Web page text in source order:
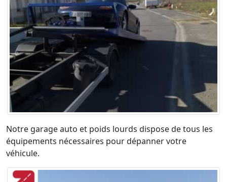
Notre garage auto et poids lourds dispose de tous les
équipements nécessaires pour dépanner votre
véhicule.